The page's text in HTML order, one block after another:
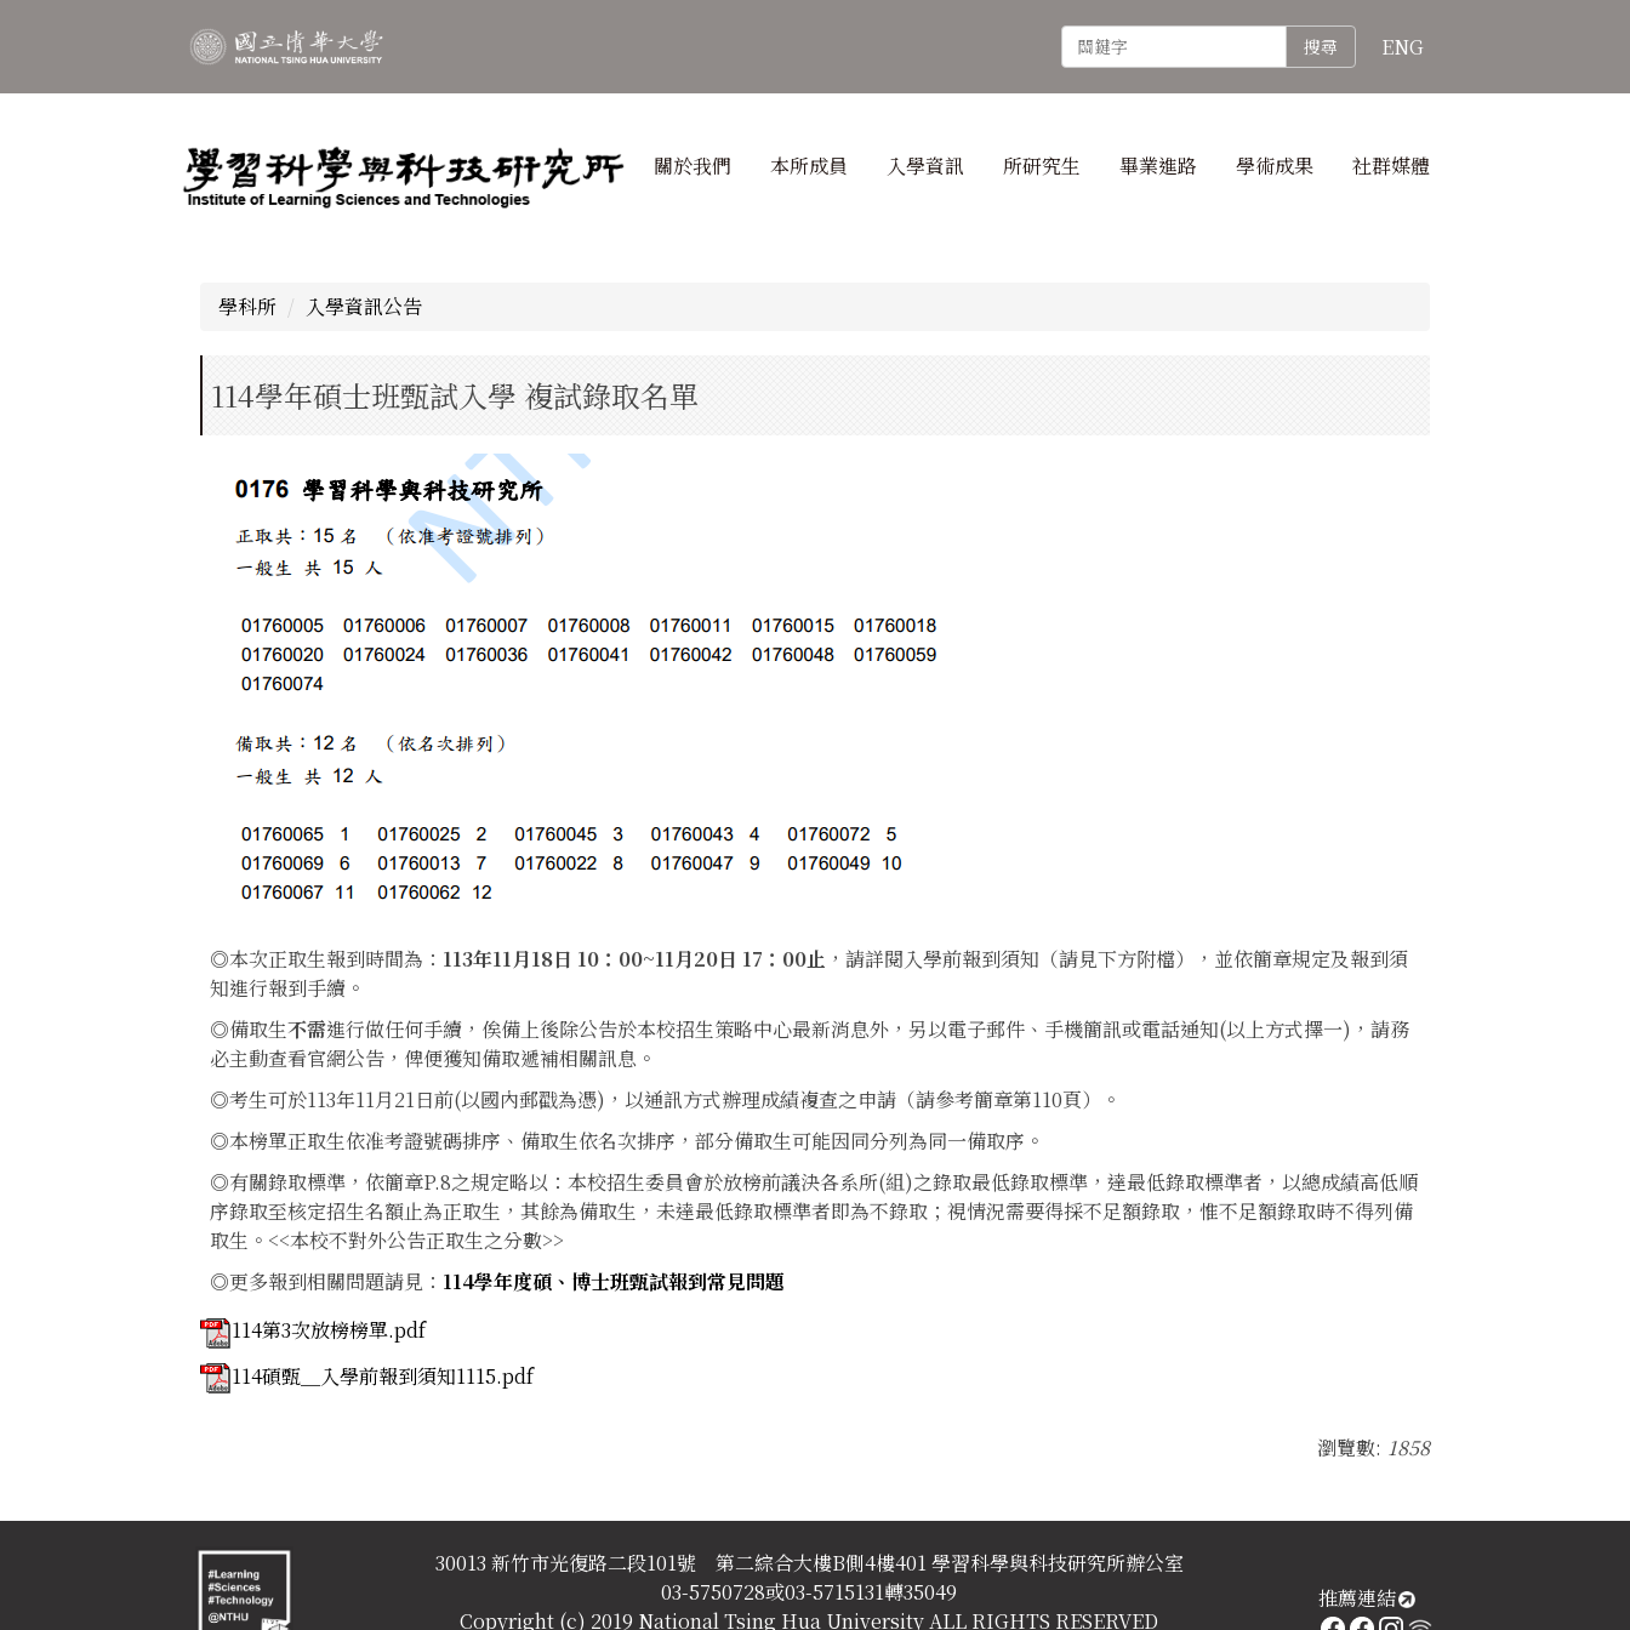
搜尋 ENG
關於我們 本所成員 入學資訊 所研究生 畢業進路 學術成果 社群媒體
學科所 入學資訊公告
114學年碩士班甄試入學 複試錄取名單
◎本次正取生報到時間為： 113年11月18日 10：00~11月20日 17：00止 ，請詳閱入學前報到須知（請見下方附檔），並依簡章規定及報到須
知進行報到手續。
◎備取生不需進行做任何手續，俟備上後除公告於本校招生策略中心最新消息外，另以電子郵件、手機簡訊或電話通知(以上方式擇一)，請務
必主動查看官網公告，俾便獲知備取遞補相關訊息。
◎考生可於113年11月21日前(以國內郵戳為憑)，以通訊方式辦理成績複查之申請（請參考簡章第110頁）。
◎本榜單正取生依准考證號碼排序、備取生依名次排序，部分備取生可能因同分列為同一備取序。
◎有關錄取標準，依簡章P.8之規定略以：本校招生委員會於放榜前議決各系所(組)之錄取最低錄取標準，達最低錄取標準者，以總成績高低順
序錄取至核定招生名額止為正取生，其餘為備取生，未達最低錄取標準者即為不錄取；視情況需要得採不足額錄取，惟不足額錄取時不得列備
取生。<<本校不對外公告正取生之分數>>
◎更多報到相關問題請見： 114學年度碩、博士班甄試報到常見問題
114第3次放榜榜單.pdf
114碩甄＿入學前報到須知1115.pdf
瀏覽數: 1858
30013 新竹市光復路二段101號 第二綜合大樓B側4樓401 學習科學與科技研究所辦公室
03-5750728或03-5715131轉35049
Copyright (c) 2019 National Tsing Hua University ALL RIGHTS RESERVED
推薦連結